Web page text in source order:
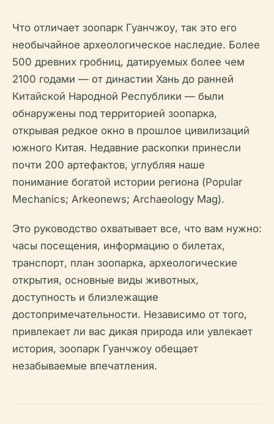
Что отличает зоопарк Гуанчжоу, так это его
необычайное археологическое наследие. Более
500 древних гробниц, датируемых более чем
2100 годами — от династии Хань до ранней
Китайской Народной Республики — были
обнаружены под территорией зоопарка,
открывая редкое окно в прошлое цивилизаций
южного Китая. Недавние раскопки принесли
почти 200 артефактов, углубляя наше
понимание богатой истории региона (Popular
Mechanics; Arkeonews; Archaeology Mag).
Это руководство охватывает все, что вам нужно:
часы посещения, информацию о билетах,
транспорт, план зоопарка, археологические
открытия, основные виды животных,
доступность и близлежащие
достопримечательности. Независимо от того,
привлекает ли вас дикая природа или увлекает
история, зоопарк Гуанчжоу обещает
незабываемые впечатления.